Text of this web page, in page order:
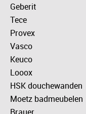
Geberit
Tece
Provex
Vasco
Keuco
Looox
HSK douchewanden
Moetz badmeubelen